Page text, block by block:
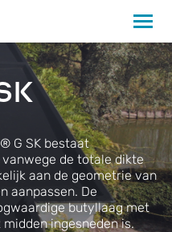
®G SK bestaat
vanwege de totale dikte
aan de geometrie van
aanpassen. De
butyllaag met
ingesneden is.